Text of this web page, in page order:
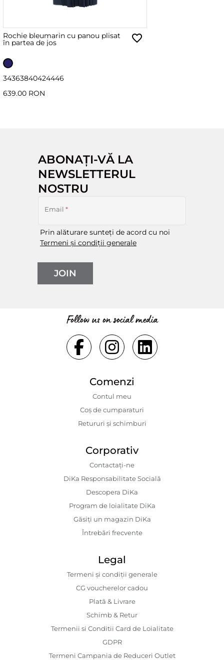
Rochie bleumarin cu panou plisat
în partea de jos
34363840424446
639.00 RON
ABONAȚI-VĂ LA
NEWSLETTERUL
NOSTRU
Email *
Prin alăturare sunteți de acord cu noi
Termeni și condiții generale
JOIN
Follow us on social media
Comenzi
Contul meu
Coș de cumparaturi
Retururi și schimburi
Corporativ
Contactaţi-ne
DiKa Responsabilitate Socială
Descopera DiKa
Program de loialitate DiKa
Găsiți un magazin DiKa
Întrebări frecvente
Legal
Termeni și condiții generale
CG voucherelor cadou
Plată & Livrare
Schimb & Retur
Termenii si Conditii Card de Loialitate
GDPR
Termeni Campania de Reduceri Outlet